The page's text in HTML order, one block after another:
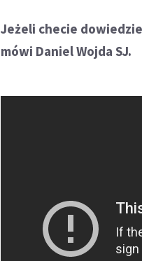
Jeżeli checie
mówi Daniel Wojda SJ.